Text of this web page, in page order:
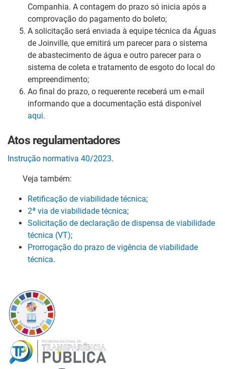
Companhia. A contagem do prazo só inicia após a
comprovação do pagamento do boleto;
A solicitação será enviada à equipe técnica da Águas
de Joinville, que emitirá um parecer para o sistema
de abastecimento de água e outro parecer para o
sistema de coleta e tratamento de esgoto do local do
empreendimento;
Ao final do prazo, o requerente receberá um e-mail
informando que a documentação está disponível
aqui.
Atos regulamentadores
Instrução normativa 40/2023.
Veja também:
Retificação de viabilidade técnica;
2ª via de viabilidade técnica;
Solicitação de declaração de dispensa de viabilidade
técnica (VT);
Prorrogação do prazo de vigência de viabilidade
técnica.